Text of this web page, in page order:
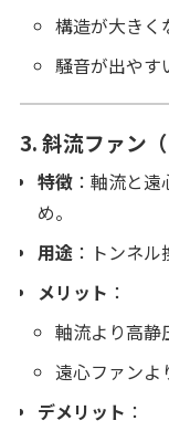
構造が大きく
騒音が出やす
3.斜流ファン
特徴：軸流と遠
め。
用途：トンネル
メリット ：
軸流より高静
遠心ファンよ
デメリット ：